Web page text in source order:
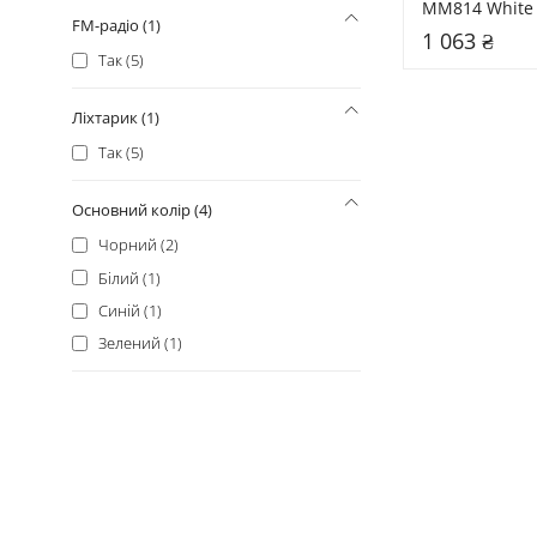
FM-радіо (1)
Так (5)
Ліхтарик (1)
Так (5)
Основний колір (4)
Чорний (2)
Білий (1)
Синій (1)
Зелений (1)
MM814 White
1 063 ₴